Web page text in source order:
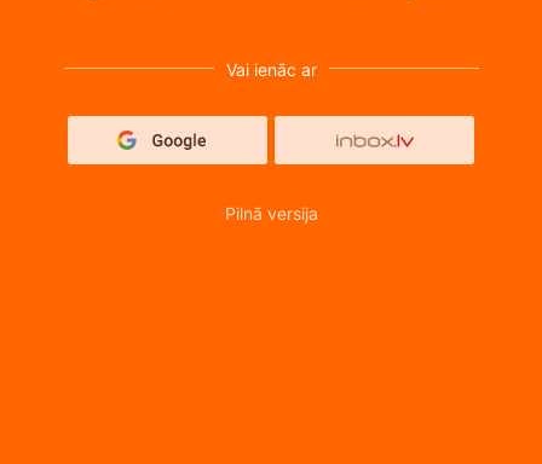
Vai ienāc ar
Pilnā versija